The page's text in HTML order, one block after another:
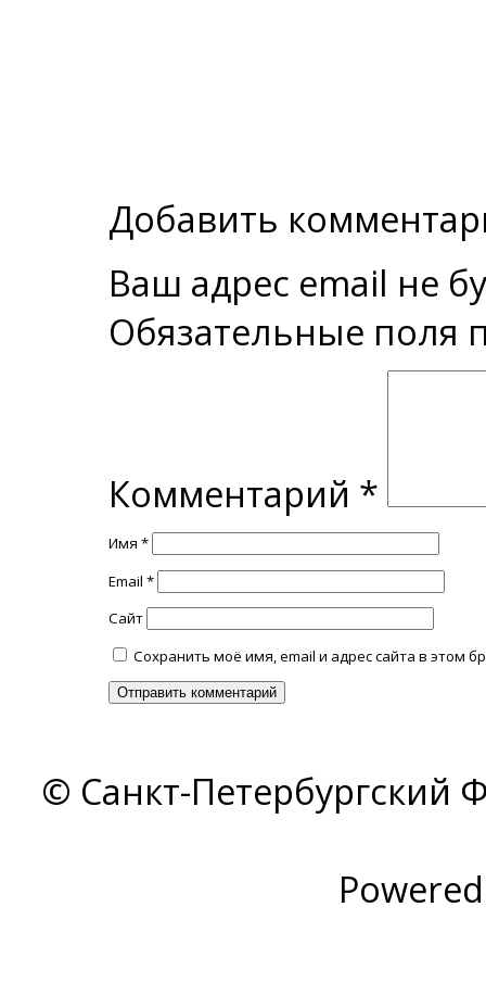
Добавить
Ваш адрес email не
Обязательные поля
Комментарий *
Имя *
Email *
Сайт
Сохранить моё имя, email и адрес сайта в этом
© Санкт-Петербургский